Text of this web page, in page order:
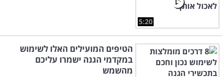
5:20
הטיפים המועילים האלו לשימוש
במקדמי הגנה ישמרו עליכם
מהשמש